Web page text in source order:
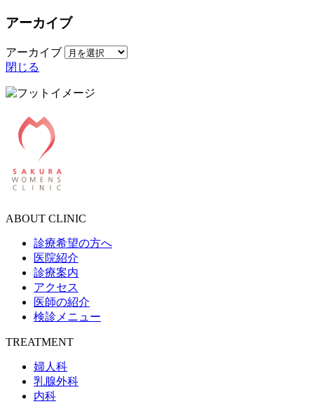
アーカイブ
アーカイブ
閉じる
ABOUT CLINIC
診療希望の方へ
医院紹介
診療案内
アクセス
医師の紹介
検診メニュー
TREATMENT
婦人科
乳腺外科
内科